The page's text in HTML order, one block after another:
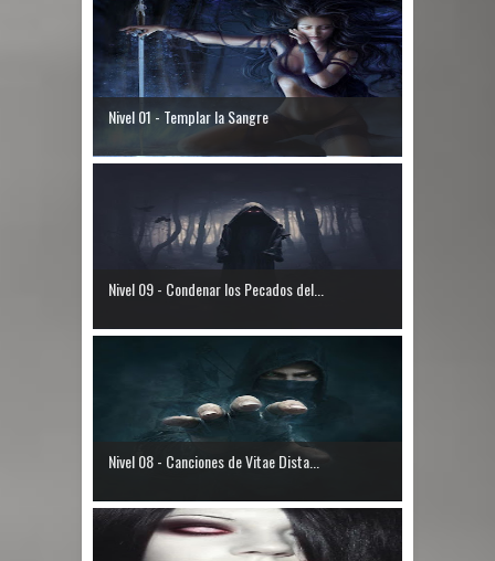
Nivel 01 - Templar la Sangre
Nivel 09 - Condenar los Pecados del...
Nivel 08 - Canciones de Vitae Dista...